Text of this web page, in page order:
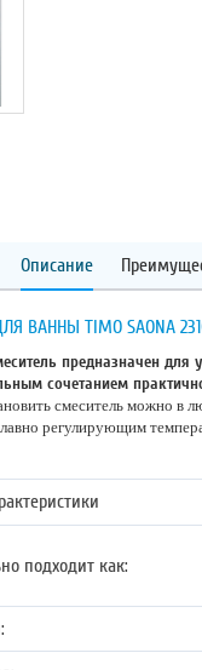
Описание
ВАННЫ TIMO SAONA
предназначен для
сочетанием
смеситель можно в
регулирующим
подходит как: